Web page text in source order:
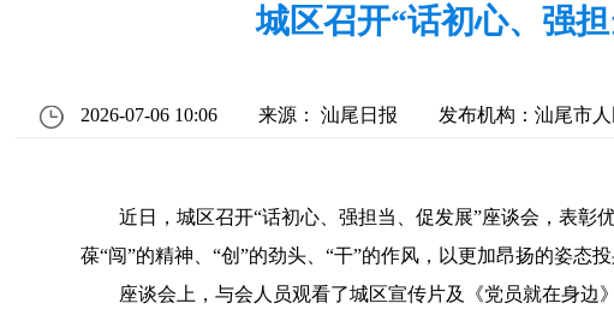
城区召开“话初心、强
2026-07-06 10:06 来源： 汕尾日报 发布机构：汕尾市
近日，城区召开“话初心、强担当、促发展”座谈会，表彰
葆“闯”的精神、“创”的劲头、“干”的作风，以更加昂扬的姿态
座谈会上，与会人员观看了城区宣传片及《党员就在身边》